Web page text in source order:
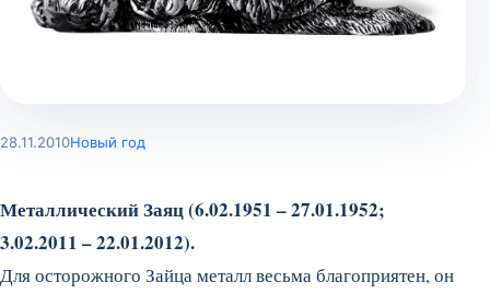
28.11.2010Новый год
Металлический Заяц (6.02.1951 – 27.01.1952;
3.02.2011 – 22.01.2012).
Для осторожного Зайца металл весьма благоприятен, он